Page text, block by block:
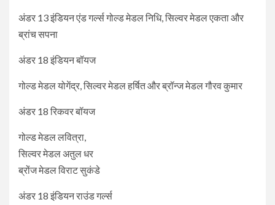
अंडर 13 इंडियन एंड गर्ल्स गोल्ड मेडल निधि, सिल्वर मेडल एकता और
ब्रांच सपना
अंडर 18 इंडियन बॉयज
गोल्ड मेडल योगेंद्र, सिल्वर मेडल हर्षित और ब्रॉन्ज मेडल गौरव कुमार
अंडर 18 रिकवर बॉयज
गोल्ड मेडल लवित्रा,
सिल्वर मेडल अतुल धर
ब्रोंज मेडल विराट सुकंडे
अंडर 18 इंडियन राउंड गर्ल्स